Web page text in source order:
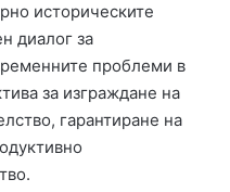
историческите
диалог за
проблеми в
за изграждане на
гарантиране на